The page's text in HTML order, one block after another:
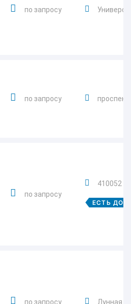
по запросу
по запросу
по запросу
410052
ЕСТЬ
по запросу Лунная